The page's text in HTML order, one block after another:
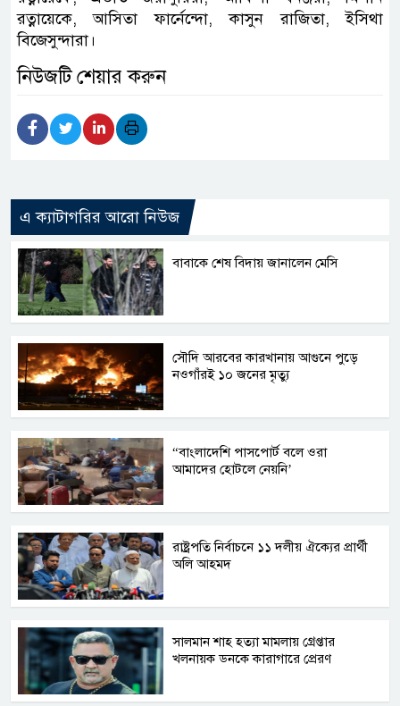
রত্নায়েকে, আসিতা ফার্নেন্দো, কাসুন রাজিতা, ইসিথা
বিজেসুন্দারা।
নিউজটি শেয়ার করুন
এ ক্যাটাগরির আরো নিউজ
বাবাকে শেষ বিদায় জানালেন মেসি
সৌদি আরবের কারখানায় আগুনে পুড়ে
নওগাঁরই ১০ জনের মৃত্যু
“বাংলাদেশি পাসপোর্ট বলে ওরা
আমাদের হোটলে নেয়নি’
রাষ্ট্রপতি নির্বাচনে ১১ দলীয় ঐক্যের প্রার্থী
অলি আহমদ
সালমান শাহ হত্যা মামলায় গ্রেপ্তার
খলনায়ক ডনকে কারাগারে প্রেরণ